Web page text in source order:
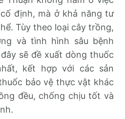
định, mà ở khả năng tư
Tùy theo loại cây trồng,
và tình hình sâu bệnh
sẽ đề xuất dòng thuốc
kết hợp với các sản
bảo vệ thực vật khác
đều, chống chịu tốt và